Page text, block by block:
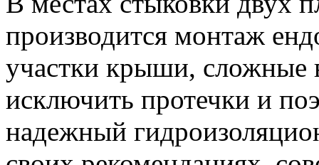
производится монтаж
участки крыши, сложные
исключить протечки и
надежный